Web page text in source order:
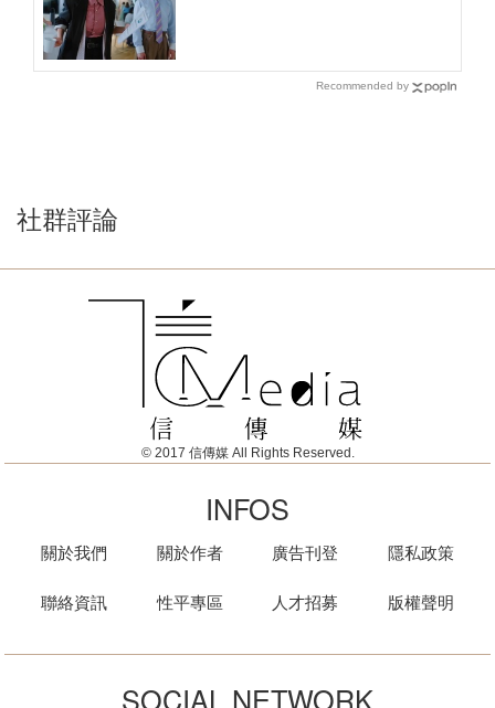
Recommended by
社群評論
© 2017 信傳媒 All Rights Reserved.
INFOS
關於我們
聯絡資訊
關於作者
性平專區
廣告刊登
人才招募
隱私政策
版權聲明
SOCIAL NETWORK